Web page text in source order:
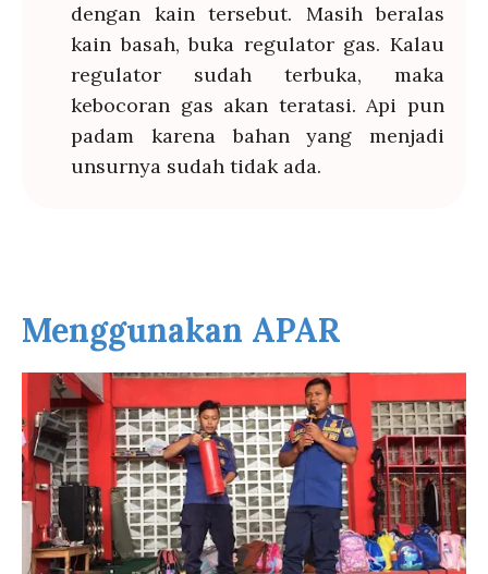
dengan kain tersebut. Masih beralas
kain basah, buka regulator gas. Kalau
regulator sudah terbuka, maka
kebocoran gas akan teratasi. Api pun
padam karena bahan yang menjadi
unsurnya sudah tidak ada.
Menggunakan APAR